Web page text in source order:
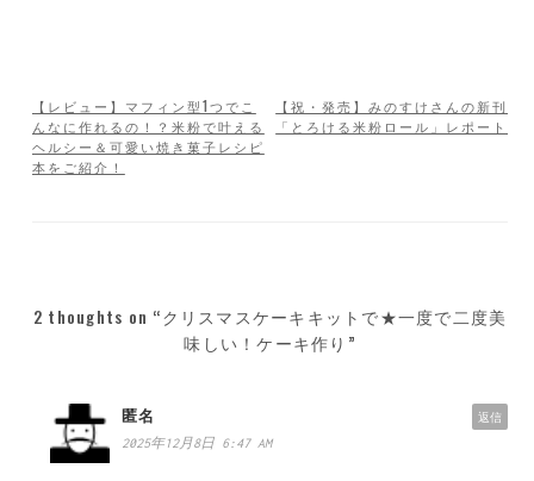
投
稿
ョ
ン
【祝・発売】みのすけさんの新刊
「とろける米粉ロール」レポート
【レビュー】マフィン型1つでこ
んなに作れるの！？米粉で叶える
ヘルシー＆可愛い焼き菓子レシピ
本をご紹介！
2 thoughts on “クリスマスケーキキットで★一度で二度美
味しい！ケーキ作り”
匿名
2025年12月8日 6:47 AM
返信